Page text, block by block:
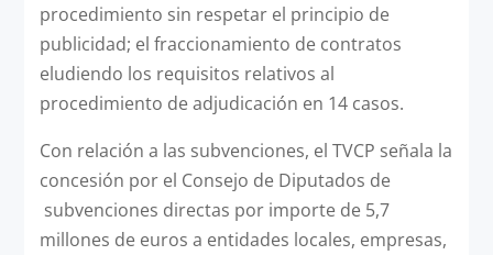
procedimiento sin respetar el principio de
publicidad; el fraccionamiento de contratos
eludiendo los requisitos relativos al
procedimiento de adjudicación en 14 casos.
Con relación a las subvenciones, el TVCP señala la
concesión por el Consejo de Diputados de
subvenciones directas por importe de 5,7
millones de euros a entidades locales, empresas,